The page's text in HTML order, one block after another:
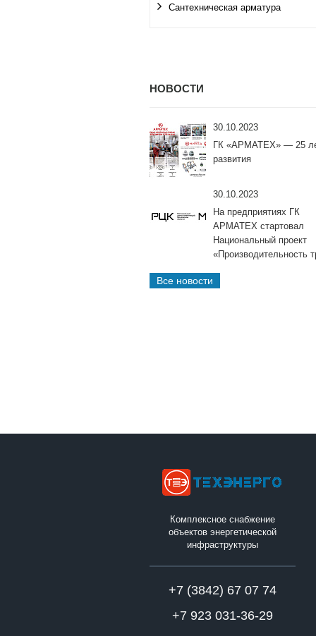
Сантехническая арматура
НОВОСТИ
30.10.2023
ГК «АРМАТЕХ» — 25
развития
30.10.2023
На предприятиях ГК
АРМАТЕХ стартовал
Национальный проект
«Производительность
Все новости
Комплексное снабжение
объектов энергетической
инфраструктуры
+7 (3842) 67 07 74
+7 923 031-36-29